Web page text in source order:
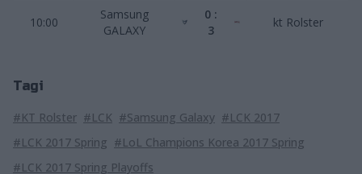
10:00
Samsung
GALAXY
0 :
3
kt Rolster
Tagi
#KT Rolster #LCK #Samsung Galaxy #LCK 2017
#LCK 2017 Spring #LoL Champions Korea 2017 Spring
#LCK 2017 Spring Playoffs